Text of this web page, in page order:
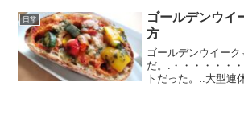
っているというな
だ。.もし家族がい
日常
ゴールデンウイ
方
ゴールデンウイーク
だ。.・・・・・・
トだった。..大型連